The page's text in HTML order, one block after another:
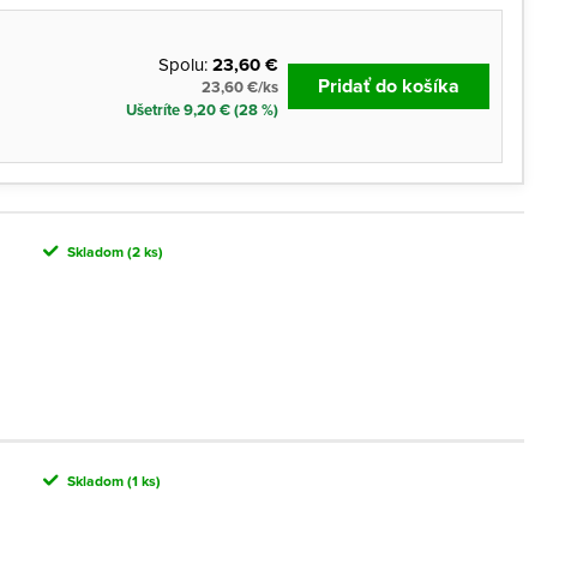
Spolu:23,60 €
23,60 €/ks
Ušetríte 9,20 € (28 %)
Pridať do košíka
Skladom(2 ks)
Skladom(1 ks)